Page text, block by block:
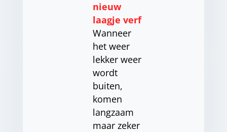
nieuw
laagje verf
Wanneer
het weer
lekker weer
wordt
buiten,
komen
langzaam
maar zeker